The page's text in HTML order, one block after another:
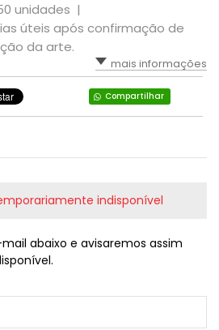
unidades |
úteis após confirmação de
da arte.
mais informações
Compartilhar
indisponível
abaixo e avisaremos assim